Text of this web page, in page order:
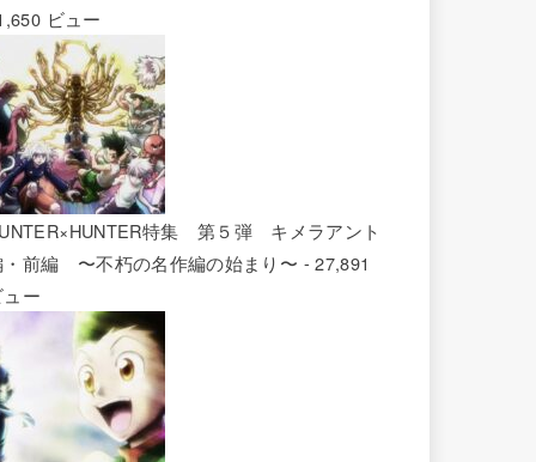
ビュー
特集 第５弾 キメラアント
・前編 〜不朽の名作編の始まり〜 - 27,891
ー